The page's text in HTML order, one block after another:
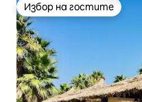
Избор на гостите
Избор на гостите